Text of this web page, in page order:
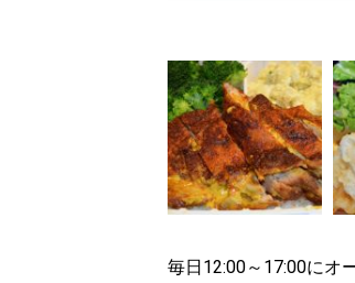
毎日12:00～17:00にオ